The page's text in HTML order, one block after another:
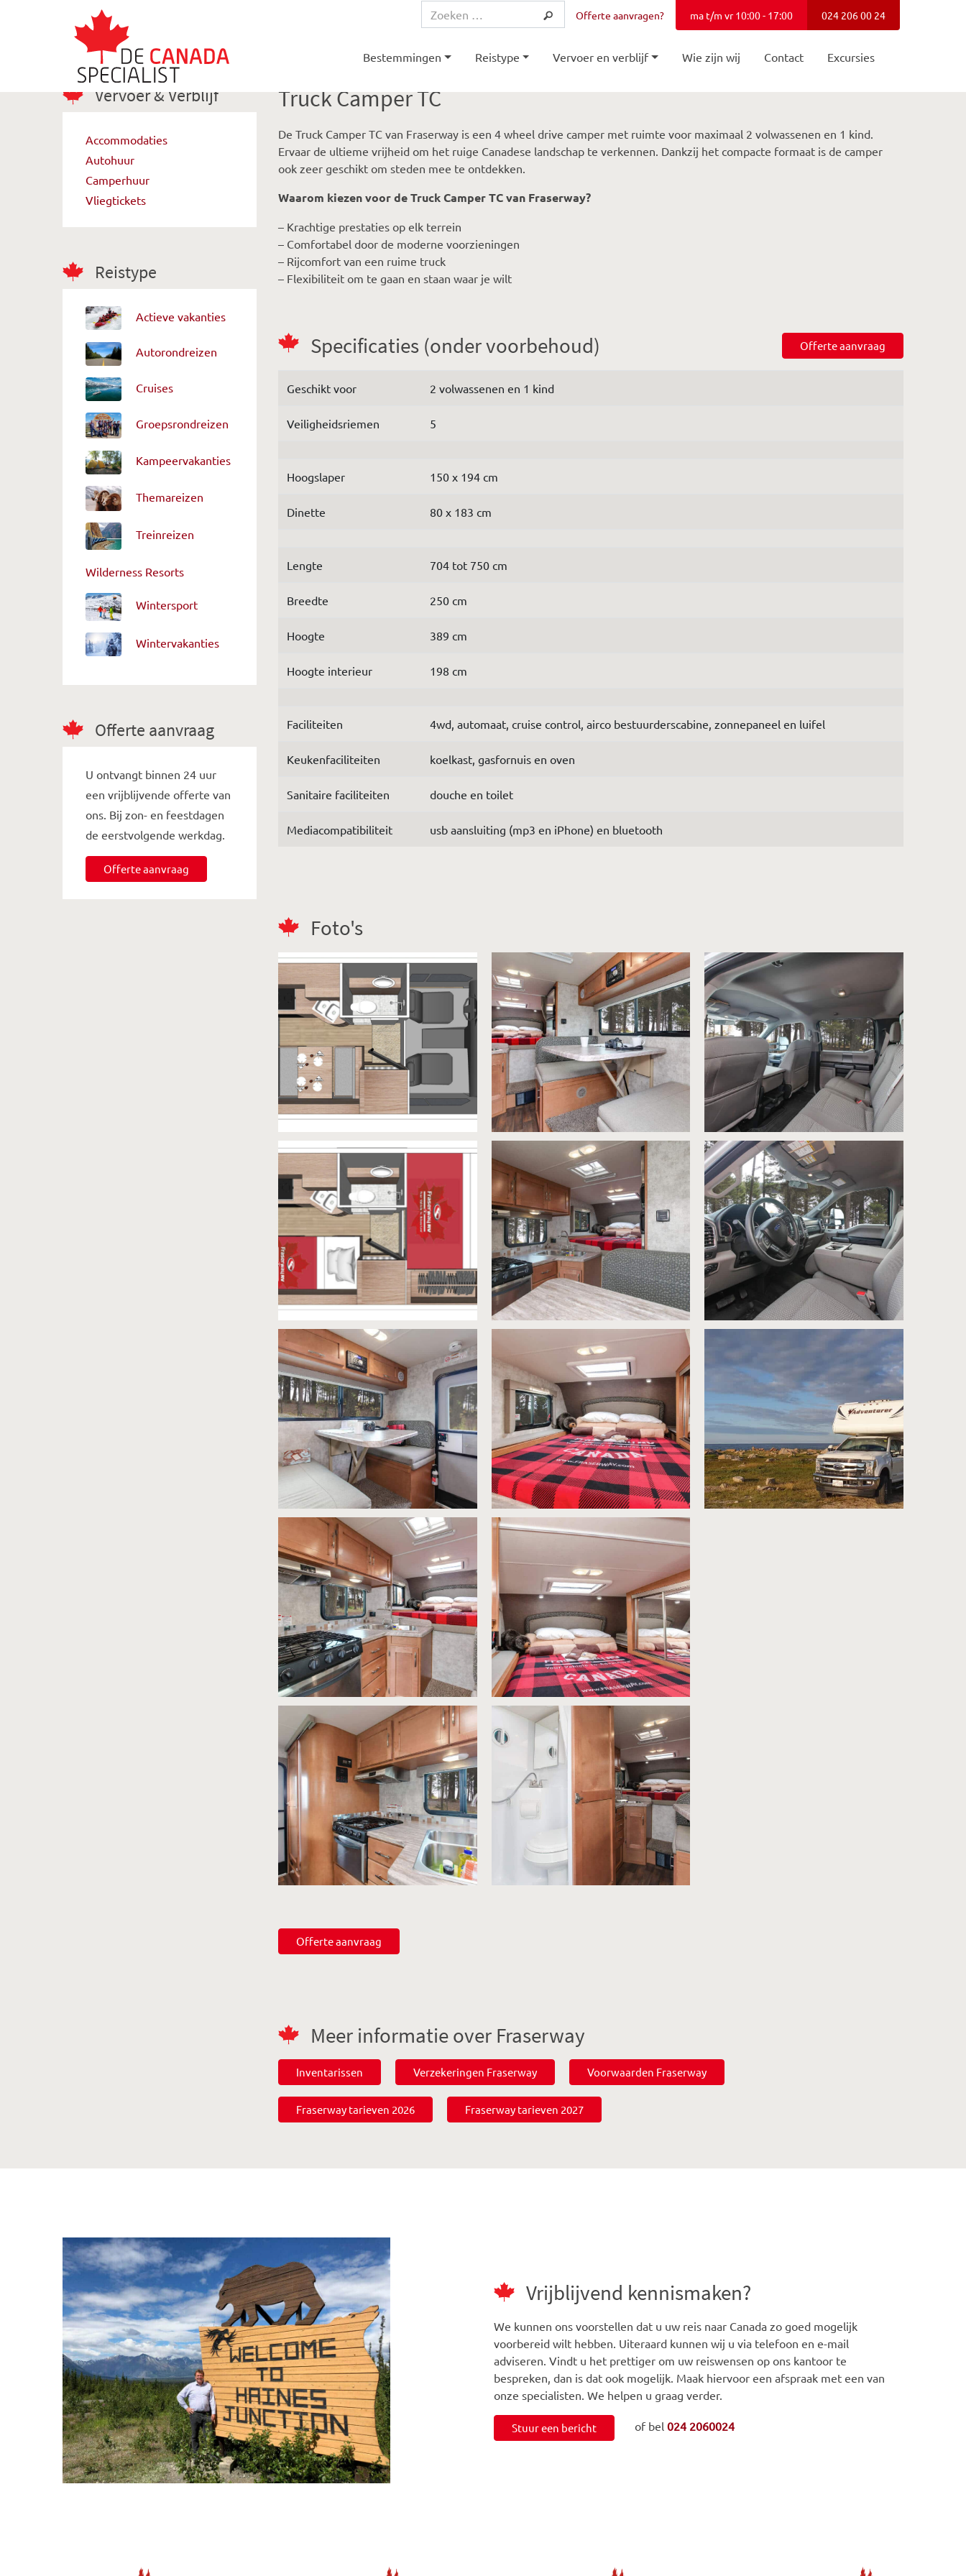
Offerte aanvragen? ma t/m vr 10:00 - 17:00 024 206 00 24
Bestemmingen Reistype Vervoer en verblijf Wie zijn wij Contact Excursies
Vervoer & Verblijf
Accommodaties
Autohuur
Camperhuur
Vliegtickets
Reistype
Actieve vakanties
Autorondreizen
Cruises
Groepsrondreizen
Kampeervakanties
Themareizen
Treinreizen
Wilderness Resorts
Wintersport
Wintervakanties
Offerte aanvraag
U ontvangt binnen 24 uur
een vrijblijvende offerte van
ons. Bij zon- en feestdagen
de eerstvolgende werkdag.
Offerte aanvraag
Truck Camper TC
De Truck Camper TC van Fraserway is een 4 wheel drive camper met ruimte voor maximaal 2 volwassenen en 1 kind.
Ervaar de ultieme vrijheid om het ruige Canadese landschap te verkennen. Dankzij het compacte formaat is de camper
ook zeer geschikt om steden mee te ontdekken.
Waarom kiezen voor de Truck Camper TC van Fraserway?
– Krachtige prestaties op elk terrein
– Comfortabel door de moderne voorzieningen
– Rijcomfort van een ruime truck
– Flexibiliteit om te gaan en staan waar je wilt
Specificaties (onder voorbehoud) Offerte aanvraag
Geschikt voor 2 volwassenen en 1 kind
Veiligheidsriemen 5
Hoogslaper 150 x 194 cm
Dinette 80 x 183 cm
Lengte 704 tot 750 cm
Breedte 250 cm
Hoogte 389 cm
Hoogte interieur 198 cm
Faciliteiten 4wd, automaat, cruise control, airco bestuurderscabine, zonnepaneel en luifel
Keukenfaciliteiten koelkast, gasfornuis en oven
Sanitaire faciliteiten douche en toilet
Mediacompatibiliteit usb aansluiting (mp3 en iPhone) en bluetooth
Foto's
Offerte aanvraag
Meer informatie over Fraserway
Inventarissen Verzekeringen Fraserway Voorwaarden Fraserway
Fraserway tarieven 2026 Fraserway tarieven 2027
Vrijblijvend kennismaken?
We kunnen ons voorstellen dat u uw reis naar Canada zo goed mogelijk
voorbereid wilt hebben. Uiteraard kunnen wij u via telefoon en e-mail
adviseren. Vindt u het prettiger om uw reiswensen op ons kantoor te
bespreken, dan is dat ook mogelijk. Maak hiervoor een afspraak met een van
onze specialisten. We helpen u graag verder.
Stuur een bericht of bel 024 2060024